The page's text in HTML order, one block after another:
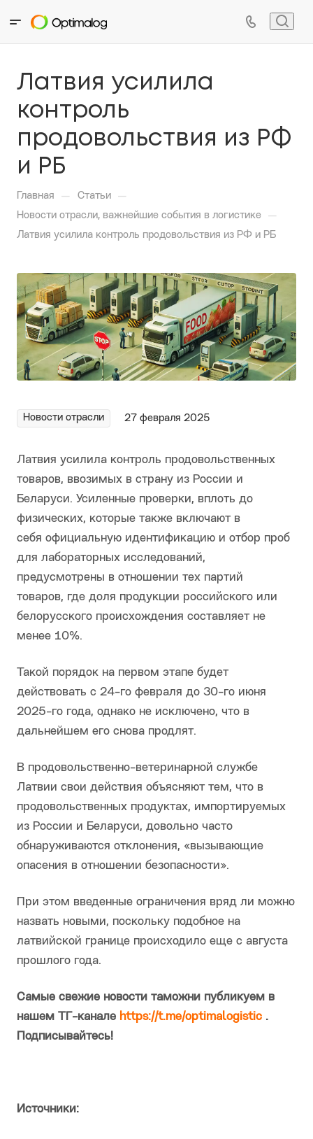
Латвия усилила
контроль
продовольствия из РФ
и РБ
Главная — Статьи —
Новости отрасли, важнейшие события в логистике —
Латвия усилила контроль продовольствия из РФ и РБ
Новости отрасли 27 февраля 2025
Латвия усилила контроль продовольственных
товаров, ввозимых в страну из России и
Беларуси. Усиленные проверки, вплоть до
физических, которые также включают в
себя официальную идентификацию и отбор проб
для лабораторных исследований,
предусмотрены в отношении тех партий
товаров, где доля продукции российского или
белорусского происхождения составляет не
менее 10%.
Такой порядок на первом этапе будет
действовать с 24-го февраля до 30-го июня
2025-го года, однако не исключено, что в
дальнейшем его снова продлят.
В продовольственно-ветеринарной службе
Латвии свои действия объясняют тем, что в
продовольственных продуктах, импортируемых
из России и Беларуси, довольно часто
обнаруживаются отклонения, «вызывающие
опасения в отношении безопасности».
При этом введенные ограничения вряд ли можно
назвать новыми, поскольку подобное на
латвийской границе происходило еще с августа
прошлого года.
Самые свежие новости таможни публикуем в
нашем ТГ-канале https://t.me/optimalogistic .
Подписывайтесь!
Источники: